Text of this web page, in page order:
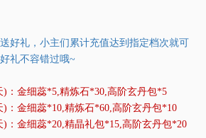
好礼，小主们累计充值达到指定档次就可
礼不容错过哦~
)：金细蕊*5,精炼石*30,高阶玄丹包*5
)：金细蕊*10,精炼石*60,高阶玄丹包*10
)：金细蕊*20,精晶礼包*15,高阶玄丹包*20